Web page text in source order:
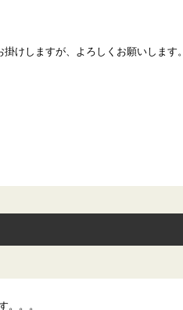
けしますが、よろしくお願いします。
。。。